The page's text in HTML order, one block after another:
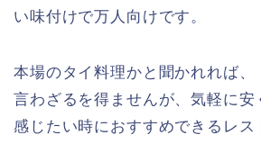
い味付けで万人向けです。
本場のタイ料理かと聞かれれば、
言わざるを得ませんが、気軽に安
感じたい時におすすめできるレス